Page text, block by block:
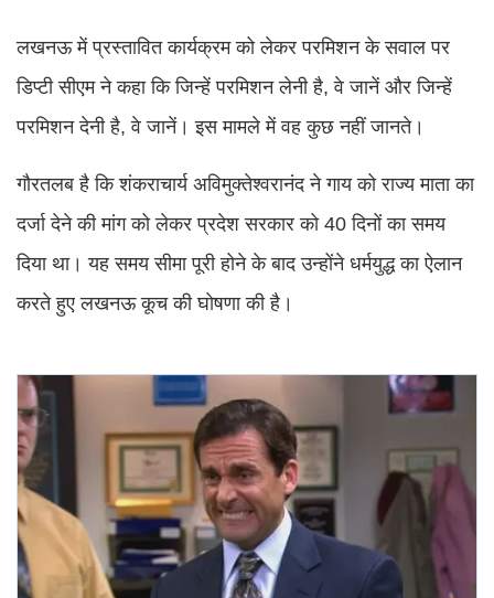
लखनऊ में प्रस्तावित कार्यक्रम को लेकर परमिशन के सवाल पर
डिप्टी सीएम ने कहा कि जिन्हें परमिशन लेनी है, वे जानें और जिन्हें
परमिशन देनी है, वे जानें। इस मामले में वह कुछ नहीं जानते।
गौरतलब है कि शंकराचार्य अविमुक्तेश्वरानंद ने गाय को राज्य माता का
दर्जा देने की मांग को लेकर प्रदेश सरकार को 40 दिनों का समय
दिया था। यह समय सीमा पूरी होने के बाद उन्होंने धर्मयुद्ध का ऐलान
करते हुए लखनऊ कूच की घोषणा की है।